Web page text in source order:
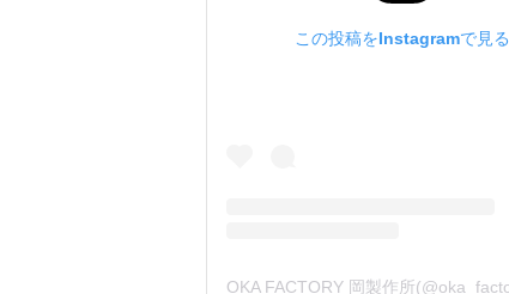
この投稿をInstagramで見る